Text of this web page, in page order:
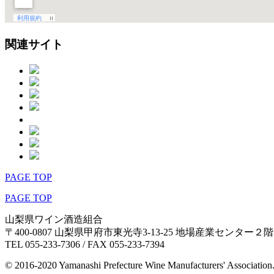
関連サイト
PAGE TOP
PAGE TOP
山梨県ワイン酒造組合
〒400-0807 山梨県甲府市東光寺3-13-25 地場産業センター２階
TEL 055-233-7306 / FAX 055-233-7394
© 2016-2020 Yamanashi Prefecture Wine Manufacturers' Association.